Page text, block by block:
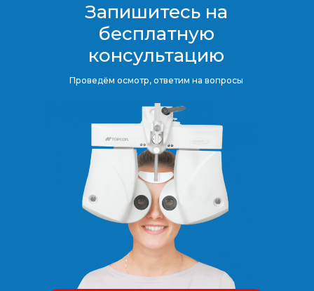
Запишитесь на
бесплатную
консультацию​​​​​​​
Проведём осмотр, ответим на вопросы